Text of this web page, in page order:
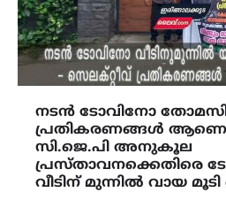
നടൻ ടോവിനോ
പ്രതികരണങ്ങൾ
സി.ജെ.പി അനുകൂല
പ്രസ്താവനക്കെതിരെ
വീടിന് മുന്നിൽ വായ മൂടി